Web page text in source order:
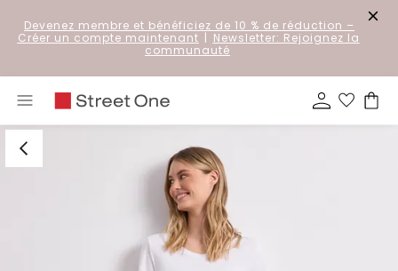
Devenez membre et bénéficiez de 10 % de réduction –
Créer un compte maintenant | Newsletter: Rejoignez la
communauté